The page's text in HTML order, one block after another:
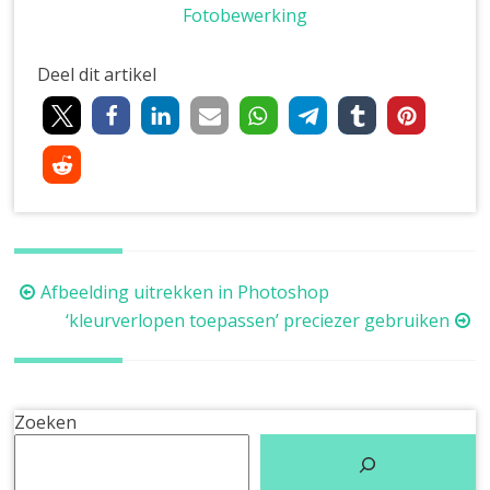
Fotobewerking
Deel dit artikel
Berichtnavigatie
Afbeelding uitrekken in Photoshop
‘kleurverlopen toepassen’ preciezer gebruiken
Zoeken